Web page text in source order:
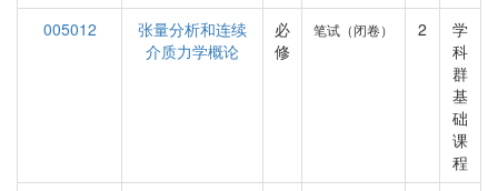
005012
张量分析和连续
介质力学概论
必
修
笔试（闭卷） 2
学
科
群
基
础
课
程